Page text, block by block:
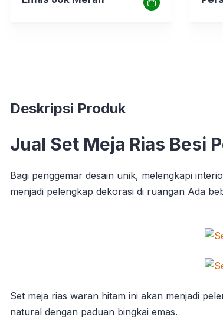
Deskripsi Produk
Jual Set Meja Rias Besi
Bagi penggemar desain unik, melengkapi
menjadi pelengkap dekorasi di ruangan Ada
Set meja rias waran hitam ini akan menjadi
natural dengan paduan bingkai emas.